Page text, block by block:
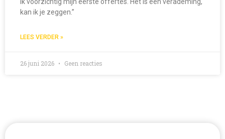
kan ik je zeggen.”
LEES VERDER »
26 juni 2026 Geen reacties